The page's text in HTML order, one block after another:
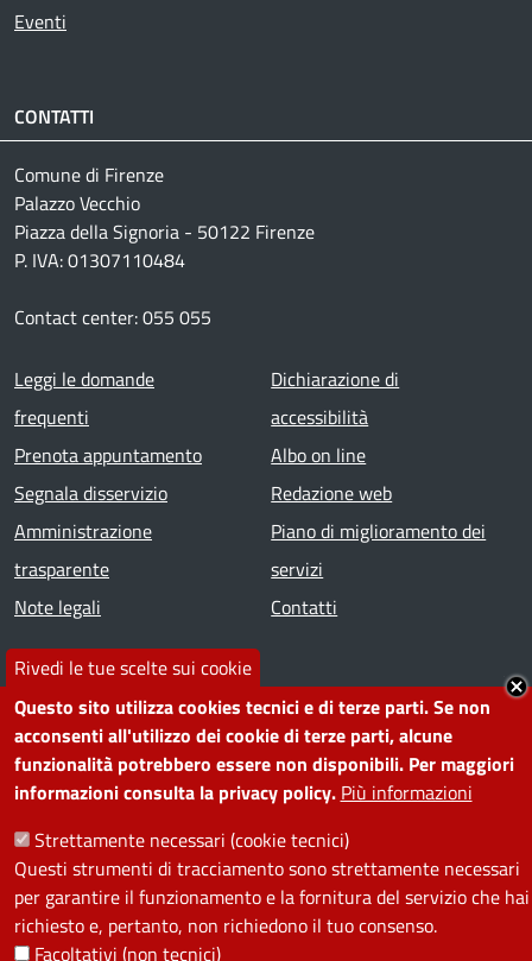
Rivedi le tue scelte sui cookie
Questo sito utilizza cookies tecnici e di terze parti. Se non
acconsenti all'utilizzo dei cookie di terze parti, alcune
funzionalità potrebbero essere non disponibili. Per maggiori
informazioni consulta la privacy policy. Più informazioni
Strettamente necessari (cookie tecnici)
Questi strumenti di tracciamento sono strettamente necessari
per garantire il funzionamento e la fornitura del servizio che hai
richiesto e, pertanto, non richiedono il tuo consenso.
Facoltativi (non tecnici)
Eventi
CONTATTI
Comune di Firenze
Palazzo Vecchio
Piazza della Signoria - 50122 Firenze
P. IVA: 01307110484
Contact center: 055 055
Footer menu
Leggi le domande
frequenti
Prenota appuntamento
Segnala disservizio
Amministrazione
trasparente
Note legali
Dichiarazione di
accessibilità
Albo on line
Redazione web
Piano di miglioramento dei
servizi
Contatti
SEGUICI SU
Facebook
Instagram
YouTube
Telegram
WhatsApp
TwitterLinkedin
PRIVACY
Useful links section
La Privacy nel Comune
PRIVACY